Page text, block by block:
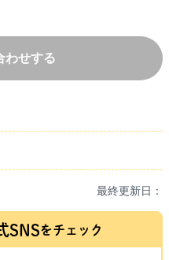
わせする
最終更新日：
SNSをチェック